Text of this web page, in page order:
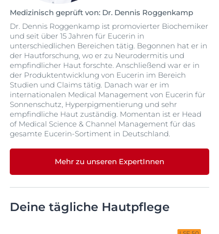
Medizinisch geprüft von: Dr. Dennis Roggenkamp
Dr. Dennis Roggenkamp ist promovierter Biochemiker
und seit über 15 Jahren für Eucerin in
unterschiedlichen Bereichen tätig. Begonnen hat er in
der Hautforschung, wo er zu Neurodermitis und
empfindlicher Haut forschte. Anschließend war er in
der Produktentwicklung von Eucerin im Bereich
Studien und Claims tätig. Danach war er im
internationalen Medical Management von Eucerin für
Sonnenschutz, Hyperpigmentierung und sehr
empfindliche Haut zuständig. Momentan ist er Head
of Medical Science & Channel Management für das
gesamte Eucerin-Sortiment in Deutschland.
Mehr zu unseren ExpertInnen
Deine tägliche Hautpflege